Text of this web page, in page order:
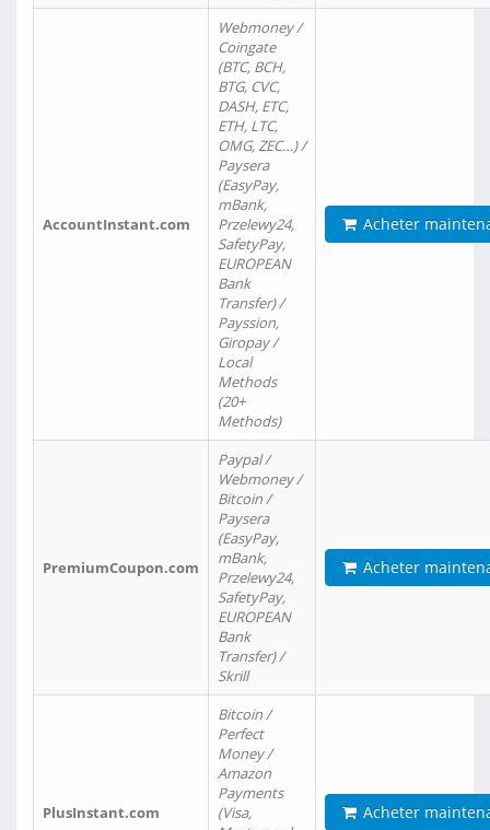
AccountInstant.com
Webmoney /
Coingate
(BTC, BCH,
BTG, CVC,
DASH, ETC,
ETH, LTC,
OMG, ZEC…) /
Paysera
(EasyPay,
mBank,
Przelewy24,
SafetyPay,
EUROPEAN
Bank
Transfer) /
Payssion,
Giropay /
Local
Methods
(20+
Methods)
Acheter
PremiumCoupon.com
Paypal /
Webmoney /
Bitcoin /
Paysera
(EasyPay,
mBank,
Przelewy24,
SafetyPay,
EUROPEAN
Bank
Transfer) /
Skrill
Acheter
PlusInstant.com
Bitcoin /
Perfect
Money /
Amazon
Payments
(Visa,
Acheter